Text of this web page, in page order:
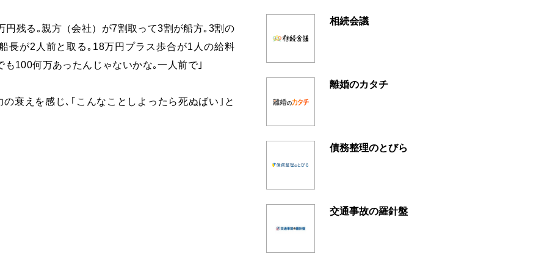
円残る｡親方（会社）が7割取って3割が船方｡3割の
長が2人前と取る｡18万円プラス歩合が1人の給料
100何万あったんじゃないかな｡一人前で｣
衰えを感じ､｢こんなことしよったら死ぬばい｣と
相続会議
離婚のカタチ
債務整理のとびら
交通事故の羅針盤